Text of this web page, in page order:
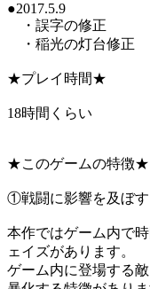
●2017.5.9
・誤字の修正
・稲光の灯台修正
★プレイ時間★
18時間くらい
★このゲームの特徴★
①戦闘に影響を及ぼ
本作ではゲーム内で
ェイズがあります。
ゲーム内に登場する